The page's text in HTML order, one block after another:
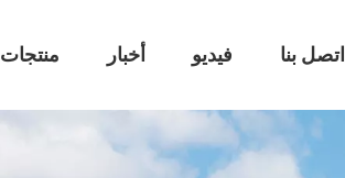
منتجات أخبار فيديو اتصل بنا